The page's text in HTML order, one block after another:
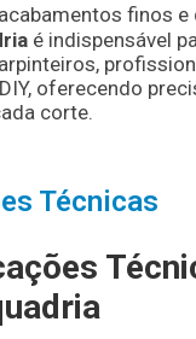
finos e
é indispensável
oferecendo
corte.
Técnicas